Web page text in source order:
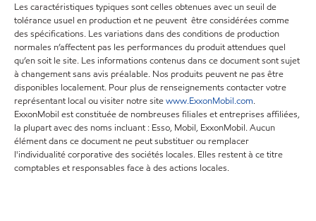
Les caractéristiques typiques sont celles obtenues avec un seuil de
tolérance usuel en production et ne peuvent être considérées comme
des spécifications. Les variations dans des conditions de production
normales n’affectent pas les performances du produit attendues quel
qu’en soit le site. Les informations contenus dans ce document sont sujet
à changement sans avis préalable. Nos produits peuvent ne pas être
disponibles localement. Pour plus de renseignements contacter votre
représentant local ou visiter notre sitewww.ExxonMobil.com.
ExxonMobil est constituée de nombreuses filiales et entreprises affiliées,
la plupart avec des noms incluant : Esso, Mobil, ExxonMobil. Aucun
élément dans ce document ne peut substituer ou remplacer
l'individualité corporative des sociétés locales. Elles restent à ce titre
comptables et responsables face à des actions locales.